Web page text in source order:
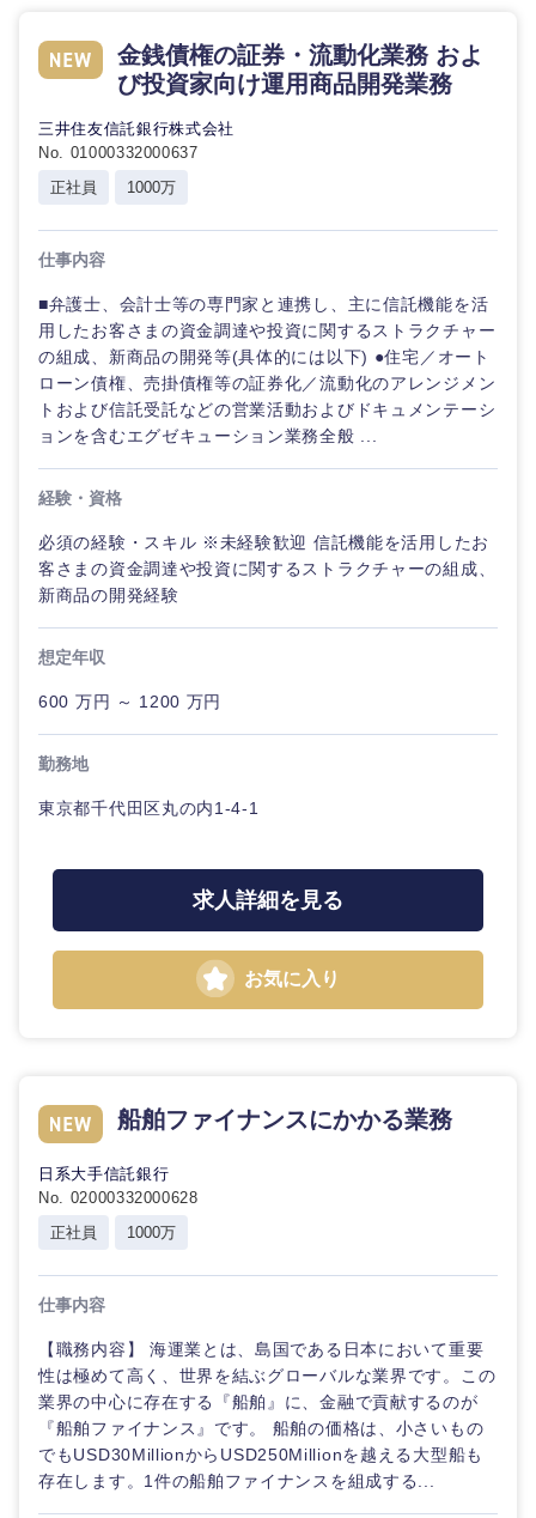
金銭債権の証券・流動化業務 およ
び投資家向け運用商品開発業務
三井住友信託銀行株式会社
No. 01000332000637
正社員
1000万
仕事内容
■弁護士、会計士等の専門家と連携し、主に信託機能を活
用したお客さまの資金調達や投資に関するストラクチャー
の組成、新商品の開発等(具体的には以下) ●住宅／オート
ローン債権、売掛債権等の証券化／流動化のアレンジメン
トおよび信託受託などの営業活動およびドキュメンテーシ
ョンを含むエグゼキューション業務全般 ...
経験・資格
必須の経験・スキル ※未経験歓迎 信託機能を活用したお
客さまの資金調達や投資に関するストラクチャーの組成、
新商品の開発経験
想定年収
600 万円 ～ 1200 万円
勤務地
東京都千代田区丸の内1-4-1
求人詳細を見る
お気に入り
船舶ファイナンスにかかる業務
日系大手信託銀行
No. 02000332000628
正社員
1000万
仕事内容
【職務内容】 海運業とは、島国である日本において重要
性は極めて高く、世界を結ぶグローバルな業界です。この
業界の中心に存在する『船舶』に、金融で貢献するのが
『船舶ファイナンス』です。 船舶の価格は、小さいもの
でもUSD30MillionからUSD250Millionを越える大型船も
存在します。1件の船舶ファイナンスを組成する...